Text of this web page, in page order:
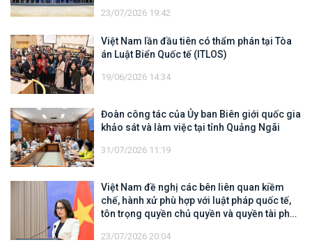
23/07/2026 19:42
Việt Nam lần đầu tiên có thẩm phán tại Tòa
án Luật Biển Quốc tế (ITLOS)
19/06/2026 14:34
Đoàn công tác của Ủy ban Biên giới quốc gia
khảo sát và làm việc tại tỉnh Quảng Ngãi
31/07/2026 11:19
Việt Nam đề nghị các bên liên quan kiềm
chế, hành xử phù hợp với luật pháp quốc tế,
tôn trọng quyền chủ quyền và quyền tài phán
địa của quốc gia ven biển
23/07/2026 20:04